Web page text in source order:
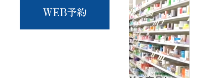
WEB予約